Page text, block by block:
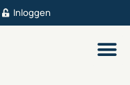
Inloggen